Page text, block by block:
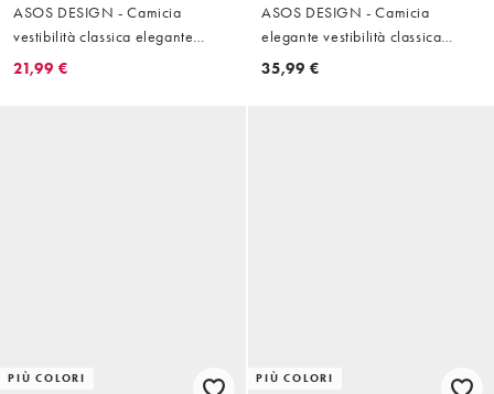
ASOS DESIGN - Camicia
vestibilità classica elegante
bianca
21,99 €
ASOS DESIGN - Camicia
elegante vestibilità classica
azzurra
35,99 €
PIÙ COLORI PIÙ COLORI